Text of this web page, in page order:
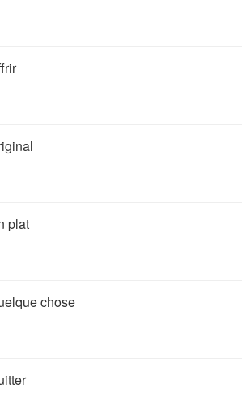
plat
chose